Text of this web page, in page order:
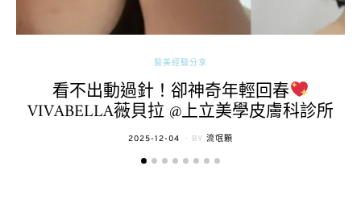
醫美經驗分享
看不出動過針！卻神奇年輕回春
VIVABELLA薇貝拉 @上立美學皮膚科診所
POSTED
2025-12-04 BY 流氓顆